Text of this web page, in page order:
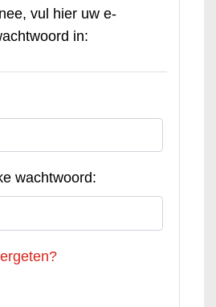
vul hier uw e-
in:
wachtwoord: